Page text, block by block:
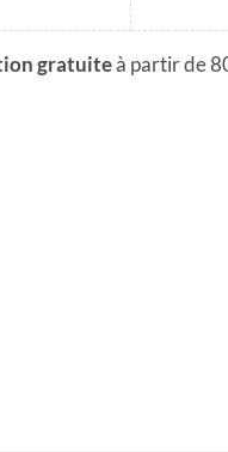
gratuiteà partir de